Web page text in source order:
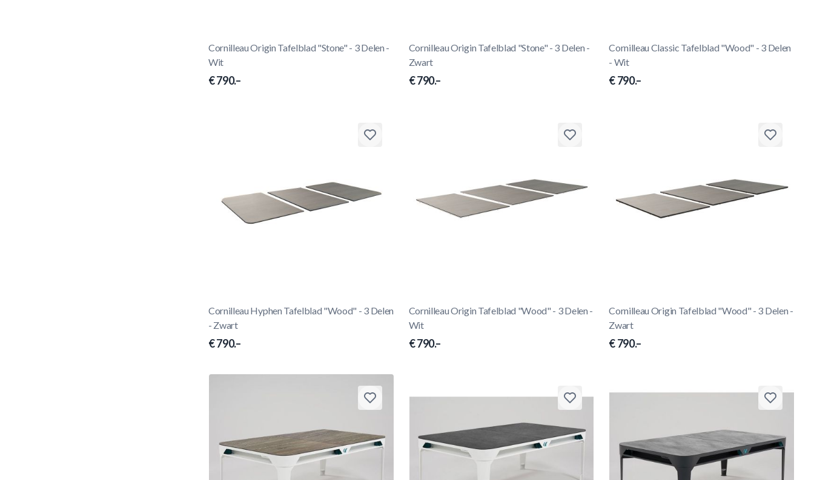
Cornilleau Origin Tafelblad "Stone" - 3 Delen -
Wit
€ 790.–
Cornilleau Origin Tafelblad "Stone" - 3 Delen -
Zwart
€ 790.–
Cornilleau Classic Tafelblad "Wood" - 3 Delen
- Wit
€ 790.–
Cornilleau Hyphen Tafelblad "Wood" - 3 Delen
- Zwart
€ 790.–
Cornilleau Origin Tafelblad "Wood" - 3 Delen -
Wit
€ 790.–
Cornilleau Origin Tafelblad "Wood" - 3 Delen -
Zwart
€ 790.–